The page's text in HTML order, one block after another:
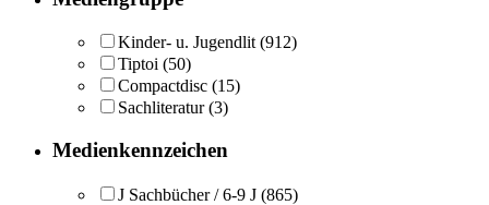
Kinder- u. Jugendlit (912)
Tiptoi (50)
Compactdisc (15)
Sachliteratur (3)
Medienkennzeichen
J Sachbücher / 6-9 J (865)